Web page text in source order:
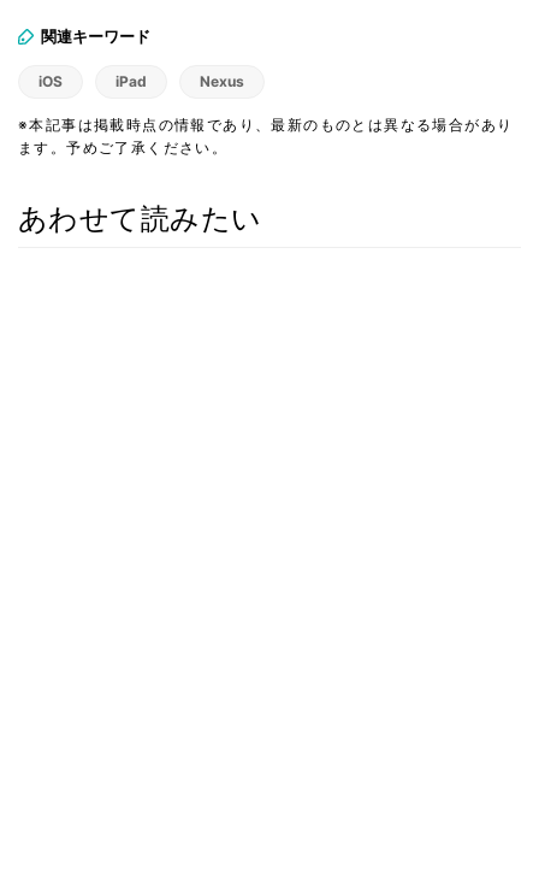
関連キーワード
iOS iPad Nexus
※本記事は掲載時点の情報であり、最新のものとは異なる場合があり
ます。予めご了承ください。
あわせて読みたい